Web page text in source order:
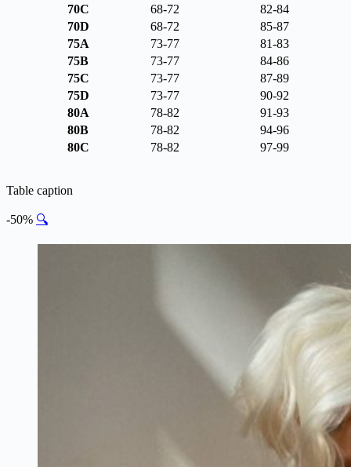
70C 68-72
82-84
70D
68-72
85-87
75A
73-77
81-83
75B
73-77
84-86
75C
73-77
87-89
75D
73-77
90-92
80A
78-82
91-93
80B
78-82
94-96
80C
78-82 97-99
Table caption
-50% 🔍